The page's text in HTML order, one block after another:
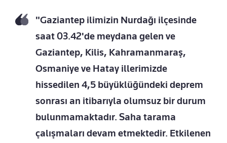
"Gaziantep ilimizin Nurdağı ilçesinde
saat 03.42'de meydana gelen ve
Gaziantep, Kilis, Kahramanmaraş,
Osmaniye ve Hatay illerimizde
hissedilen 4,5 büyüklüğündeki deprem
sonrası an itibarıyla olumsuz bir durum
bulunmamaktadır. Saha tarama
çalışmaları devam etmektedir. Etkilenen